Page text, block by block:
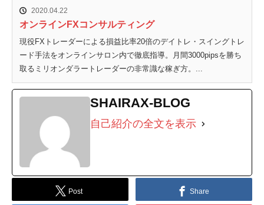
2020.04.22
オンラインFXコンサルティング
現役FXトレーダーによる損益比率20倍のデイトレ・スイングトレ
ード手法をオンラインサロン内で徹底指導。月間3000pipsを勝ち
取るミリオンダラートレーダーの非常識な稼ぎ方。...
SHAIRAX-BLOG
自己紹介の全文を表示
Post Share